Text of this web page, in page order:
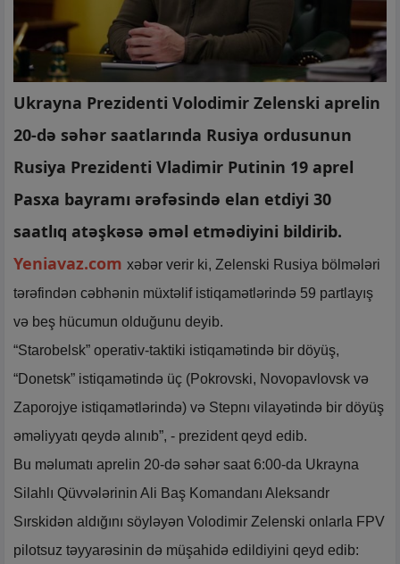
Ukrayna Prezidenti Volodimir Zelenski aprelin
20-də səhər saatlarında Rusiya ordusunun
Rusiya Prezidenti Vladimir Putinin 19 aprel
Pasxa bayramı ərəfəsində elan etdiyi 30
saatlıq atəşkəsə əməl etmədiyini bildirib.
Yeniavaz.com xəbər verir ki, Zelenski Rusiya bölmələri
tərəfindən cəbhənin müxtəlif istiqamətlərində 59 partlayış
və beş hücumun olduğunu deyib.
“Starobelsk” operativ-taktiki istiqamətində bir döyüş,
“Donetsk” istiqamətində üç (Pokrovski, Novopavlovsk və
Zaporojye istiqamətlərində) və Stepnı vilayətində bir döyüş
əməliyyatı qeydə alınıb”, - prezident qeyd edib.
Bu məlumatı aprelin 20-də səhər saat 6:00-da Ukrayna
Silahlı Qüvvələrinin Ali Baş Komandanı Aleksandr
Sırskidən aldığını söyləyən Volodimir Zelenski onlarla FPV
pilotsuz təyyarəsinin də müşahidə edildiyini qeyd edib: